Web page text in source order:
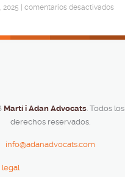
2025 comentarios desactivados
Martí i Adan Advocats. Todos los
derechos reservados.
info@adanadvocats.com
legal